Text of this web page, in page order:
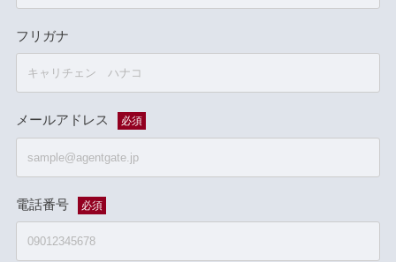
フリガナ
メールアドレス 必須
電話番号 必須